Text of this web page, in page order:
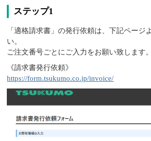
ステップ1
「適格請求書」の発行依頼は、下記ページ
い。
ご注文番号ごとにご入力をお願い致します。
《請求書発行依頼》
https://form.tsukumo.co.jp/invoice/